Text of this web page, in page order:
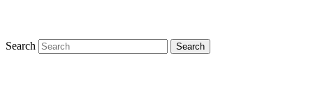
Search Search